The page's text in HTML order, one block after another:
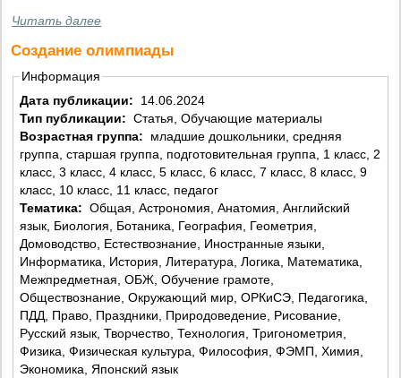
Читать далее
Создание олимпиады
Информация
Дата публикации:
14.06.2024
Тип публикации: Статья, Обучающие материалы
Возрастная группа:
группа, старшая группа, подготовительная группа, 1 класс, 2
класс, 3 класс, 4 класс, 5 класс, 6 класс, 7 класс, 8 класс, 9
класс, 10 класс, 11 класс, педагог
Тематика: Общая, Астрономия, Анатомия, Английский
язык, Биология, Ботаника, География, Геометрия,
Домоводство, Естествознание, Иностранные языки,
Информатика, История, Литература, Логика, Математика,
Межпредметная, ОБЖ, Обучение грамоте,
Обществознание, Окружающий мир, ОРКиСЭ, Педагогика,
ПДД, Право, Праздники, Природоведение, Рисование,
Русский язык, Творчество, Технология, Тригонометрия,
Физика, Физическая культура, Философия, ФЭМП, Химия,
Экономика, Японский язык